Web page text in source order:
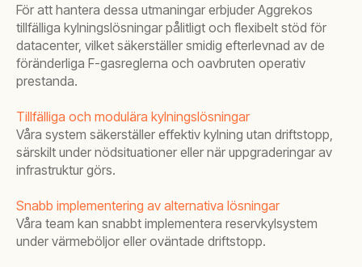
För att hantera dessa utmaningar erbjuder Aggrekos
tillfälliga kylningslösningar pålitligt och flexibelt stöd för
datacenter, vilket säkerställer smidig efterlevnad av de
föränderliga F-gasreglerna och oavbruten operativ
prestanda.
Tillfälliga och modulära kylningslösningar
Våra system säkerställer effektiv kylning utan driftstopp,
särskilt under nödsituationer eller när uppgraderingar av
infrastruktur görs.
Snabb implementering av alternativa lösningar
Våra team kan snabbt implementera reservkylsystem
under värmeböljor eller oväntade driftstopp.